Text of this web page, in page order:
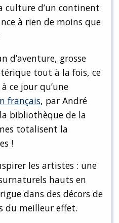
culture d’un continent
à rien de moins que
d’aventure, grosse
tout à la fois, ce
ce jour qu’une
français, par André
bibliothèque de la
totalisent la
!
les artistes : une
hauts en
dans des décors de
du meilleur effet.